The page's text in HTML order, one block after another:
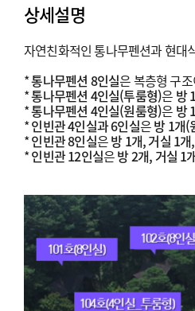
상세설명
자연친화적인 통나무펜션과 현대
*통나무펜션 8인실은 복층형 구
*통나무펜션 4인실(투룸형)은 방
*통나무펜션 4인실(원룸형)은 방
*인빈관 4인실과 6인실은방 1개(
*인빈관 8인실은방 1개, 거실 1
*인빈관 12인실은방 2개, 거실 1